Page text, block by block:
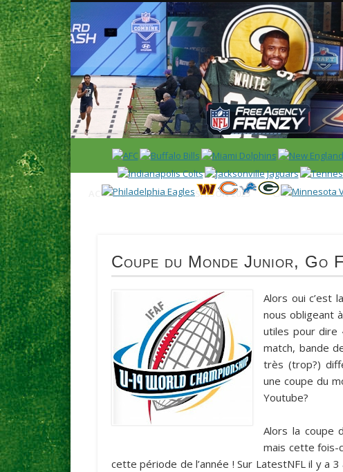
News en français sur la NFL et le Football Américain (Foot US)
ACCUEIL NEWS SAISON 2025 CALENDRIER /
Coupe du Monde Junior, Go
Alors oui c’est
nous obligeant
utiles pour dire
match, bande
très (trop?)
une coupe du
Youtube?
Alors la coupe
mais cette fois-
cette période de l’année ! Sur LatestNFL il y a